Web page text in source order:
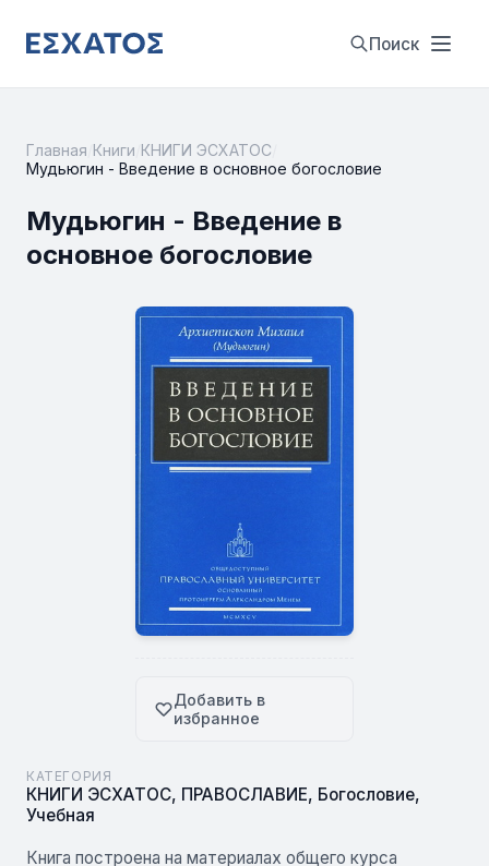
Поиск
Главная Книги КНИГИ ЭСХАТОС
Мудьюгин - Введение в основное богословие
Мудьюгин - Введение в
основное богословие
Добавить в
избранное
КАТЕГОРИЯ
КНИГИ ЭСХАТОС, ПРАВОСЛАВИЕ, Богословие,
Учебная
Книга построена на материалах общего курса